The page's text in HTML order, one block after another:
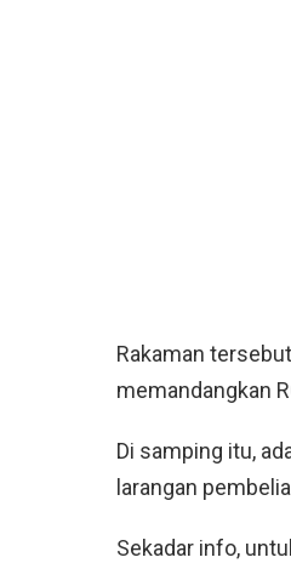
Rakaman
memandangkan
Di samping itu,
larangan
Sekadar info,